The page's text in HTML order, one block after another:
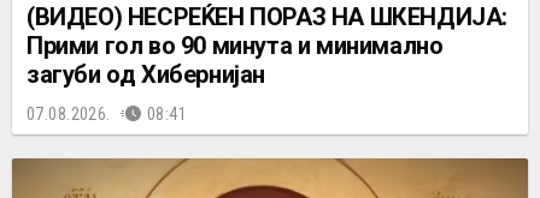
(ВИДЕО) НЕСРЕЌЕН ПОРАЗ НА ШКЕНДИЈА:
Прими гол во 90 минута и минимално
загуби од Хибернијан
07.08.2026. 08:41